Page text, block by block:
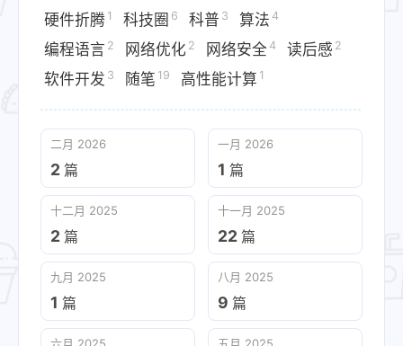
硬件折腾​ 1 科技圈 6 科普 3 算法 4
编程语言 2 网络优化​ 2 网络安全 4 读后感 2
软件开发 3 随笔 19 高性能计算 1
二月 2026
2 篇
一月 2026
1 篇
十二月 2025
2 篇
十一月 2025
22 篇
九月 2025
1 篇
八月 2025
9 篇